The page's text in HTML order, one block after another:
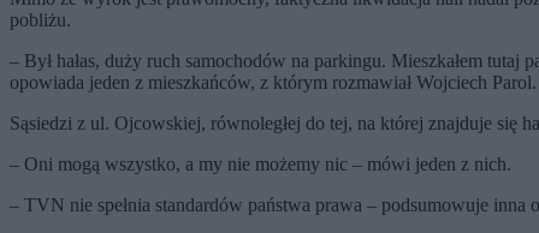
pobliżu.
– Był hałas, duży ruch samochodów na parkingu. Mieszkałem tutaj
opowiada jeden z mieszkańców, z którym rozmawiał Wojciech Parol.
Sąsiedzi z ul. Ojcowskiej, równoległej do tej, na której znajduje się
– Oni mogą wszystko, a my nie możemy nic – mówi jeden z nich.
– TVN nie spełnia standardów państwa prawa – podsumowuje inna